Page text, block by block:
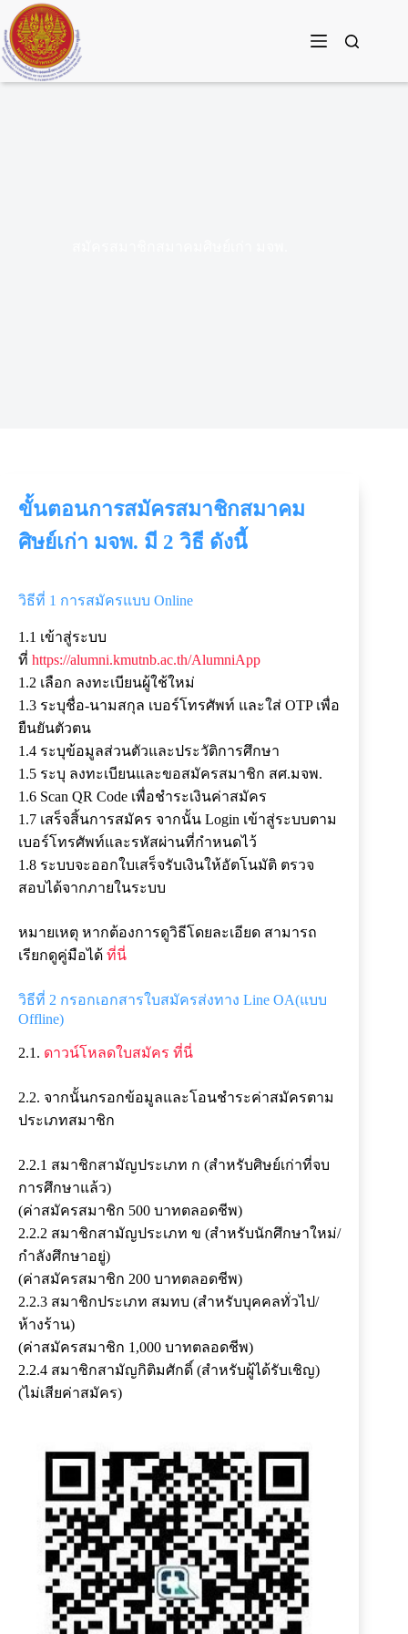
Skip
content
ขั้นตอนการสมัครสมาชิกสมาคม
ศิษย์เก่า มจพ. มี 2 วิธี ดังนี้
วิธีที่ 1 การสมัครแบบ Online
1.1 เข้าสู่ระบบ
ที่ https://alumni.kmutnb.ac.th/AlumniApp
1.2 เลือก ลงทะเบียนผู้ใช้ใหม่
1.3 ระบุชื่อ-นามสกุล เบอร์โทรศัพท์ และใส่ OTP เพื่อ
ยืนยันตัวตน
1.4 ระบุข้อมูลส่วนตัวและประวัติการศึกษา
1.5 ระบุ ลงทะเบียนและขอสมัครสมาชิก สศ.มจพ.
1.6 Scan QR Code เพื่อชำระเงินค่าสมัคร
1.7 เสร็จสิ้นการสมัคร จากนั้น Login เข้าสู่ระบบตาม
เบอร์โทรศัพท์และรหัสผ่านที่กำหนดไว้
1.8 ระบบจะออกใบเสร็จรับเงินให้อัตโนมัติ ตรวจ
สอบได้จากภายในระบบ
หมายเหตุ หากต้องการดูวิธีโดยละเอียด สามารถ
เรียกดูคู่มือได้ ที่นี่
วิธีที่ 2 กรอกเอกสารใบสมัครส่งทาง Line OA(แบบ
Offline)
2.1. ดาวน์โหลดใบสมัคร ที่นี่
2.2. จากนั้นกรอกข้อมูลและโอนชำระค่าสมัครตาม
ประเภทสมาชิก
2.2.1 สมาชิกสามัญประเภท ก (สำหรับศิษย์เก่าที่จบ
การศึกษาแล้ว)
(ค่าสมัครสมาชิก 500 บาทตลอดชีพ)
2.2.2 สมาชิกสามัญประเภท ข (สำหรับนักศึกษาใหม่/
กำลังศึกษาอยู่)
(ค่าสมัครสมาชิก 200 บาทตลอดชีพ)
2.2.3 สมาชิกประเภท สมทบ (สำหรับบุคคลทั่วไป/
ห้างร้าน)
(ค่าสมัครสมาชิก 1,000 บาทตลอดชีพ)
2.2.4 สมาชิกสามัญกิติมศักดิ์ (สำหรับผู้ได้รับเชิญ)
(ไม่เสียค่าสมัคร)